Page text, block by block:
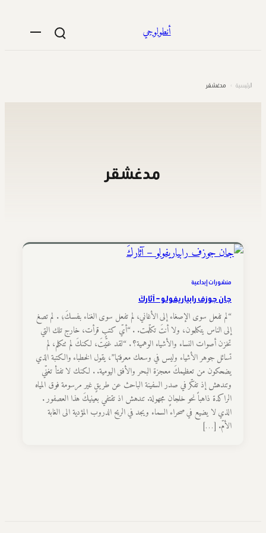
أنطولوجي
الرئيسية › مدغشقر
مدغشقر
منشورات إبداعية
جان جوزف رابياريفولو – آثاركَ
“لم تفعل سوى الإصغاء إلى الأغاني، لم تفعل سوى الغناء بنفسكَ؛ . لم تصغ
إلى الناس يتكلمون، ولا أنتَ تكلّمت. . “أيّ كتبٍ قرأت، خارج تلك التي
تخزن أصوات النساء والأشياء الوهمية؟ . “لقد غنّيتَ، لكنكَ لم تتكلم، لم
تسائل جوهر الأشياء وليس في وسعك معرفتها”، يقول الخطباء والكتبة الذي
يضحكون من تعظيمكَ معجزة البحر والأفق اليومية. . لكنك لا تفتأ تغنّي
وتندهش إذ تفكّر في صدر السفينة الباحث عن طريقٍ غير مرسومة فوق المياه
الراكدة ذاهباً نحو خلجانٍ مجهولة. تندهش اذ تقتفي بعينيكَ هذا العصفور .
الذي لا يضيع في صحراء السماء ويجد في الريح الدروب المؤدية الى الغابة
الأمّ. […]